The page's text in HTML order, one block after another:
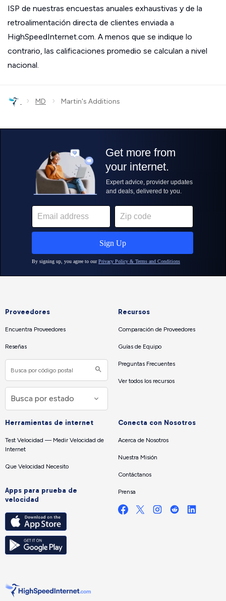
ISP de nuestras encuestas anuales exhaustivas y de la
retroalimentación directa de clientes enviada a
HighSpeedInternet.com. A menos que se indique lo
contrario, las calificaciones promedio se calculan a nivel
nacional.
› MD › Martin's Additions
Proveedores
Encuentra Proveedores
Reseñas
Recursos
Comparación de Proveedores
Guías de Equipo
Preguntas Frecuentes
Ver todos los recursos
Herramientas de internet
Test Velocidad — Medir Velocidad de
Internet
Que Velocidad Necesito
Apps para prueba de
velocidad
Conecta con Nosotros
Acerca de Nosotros
Nuestra Misión
Contáctanos
Prensa